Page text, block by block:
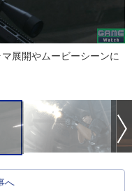
展開やムービーシーンに
へ